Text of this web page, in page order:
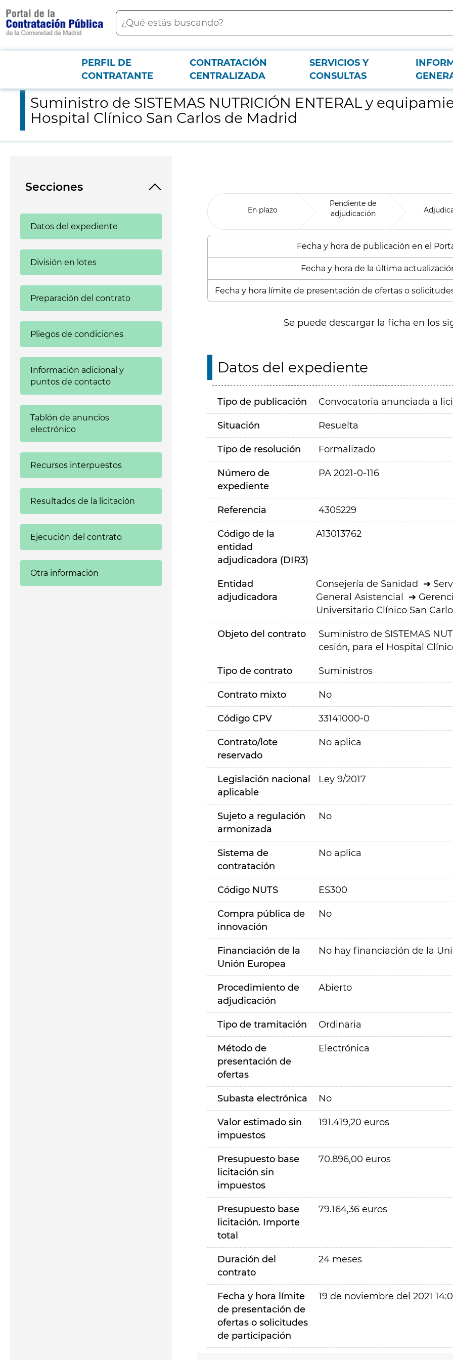
contenido
principal
Buscar
Menú PCON
PERFIL DE
CONTRATANTE
CONTRATACIÓN
CENTRALIZADA
SERVICIOS Y
CONSULTAS
Suministro de SISTEMAS NUTRICIÓN ENTERAL y equipamiento en cesión, para el Hospital Clínico San Carlos de Madrid
Suministro de SISTEMAS NUTRICIÓN ENTERAL y
Hospital Clínico San Carlos de Madrid
Secciones
Datos del expediente
División en lotes
Preparación del contrato
Pliegos de condiciones
Información adicional y
puntos de contacto
Tablón de anuncios
electrónico
Recursos interpuestos
Resultados de la licitación
Ejecución del contrato
Otra información
En plazo
Pendiente de
adjudicación
Fecha y hora de publicación en el
Fecha y hora de la última
Fecha y hora límite de presentación de ofertas o
Se puede descargar la ficha en los
Datos del expediente
Tipo de publicación Convocatoria anunciada a
Situación Resuelta
Tipo de resolución Formalizado
Número de
expediente
PA 2021-0-116
Referencia 4305229
Código de la
entidad
adjudicadora (DIR3)
A13013762
Entidad
adjudicadora
Consejería de Sanidad
General Asistencial
Universitario Clínico San
Objeto del contrato
Suministro de SISTEMAS
cesión, para el Hospital
Tipo de contrato Suministros
Contrato mixto No
Código CPV 33141000-0
Contrato/lote
reservado
No aplica
Legislación nacional
aplicable
Ley 9/2017
Sujeto a regulación
armonizada
No
Sistema de
contratación
No aplica
Código NUTS ES300
Compra pública de
innovación
No
Financiación de la
Unión Europea
No hay financiación de la
Procedimiento de
adjudicación
Abierto
Tipo de tramitación Ordinaria
Método de
presentación de
ofertas
Electrónica
Subasta electrónica No
Valor estimado sin
impuestos
191.419,20 euros
Presupuesto base
licitación sin
impuestos
70.896,00 euros
Presupuesto base
licitación. Importe
total
79.164,36 euros
Duración del
contrato
24 meses
Fecha y hora límite
de presentación de
ofertas o solicitudes
de participación
19 de noviembre del 2021